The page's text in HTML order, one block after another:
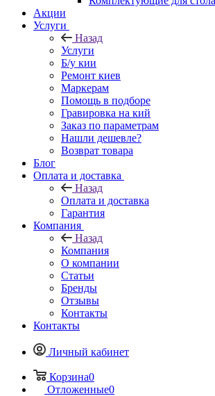
Акции
Услуги
Назад
Услуги
Б/у кии
Ремонт киев
Маркерам
Помощь в подборе
Гравировка на кий
Заказ по параметрам
Нашли дешевле?
Возврат товара
Блог
Оплата и доставка
Назад
Оплата и доставка
Гарантия
Компания
Назад
Компания
О компании
Статьи
Бренды
Отзывы
Контакты
Контакты
Личный кабинет
Корзина0
Отложенные0